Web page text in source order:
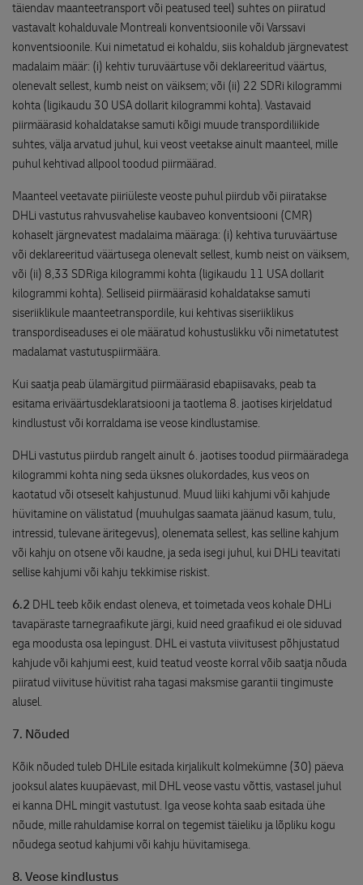
täiendav maanteetransport või peatused teel) suhtes on piiratud
vastavalt kohalduvale Montreali konventsioonile või Varssavi
konventsioonile. Kui nimetatud ei kohaldu, siis kohaldub järgnevatest
madalaim määr: (i) kehtiv turuväärtuse või deklareeritud väärtus,
olenevalt sellest, kumb neist on väiksem; või (ii) 22 SDRi kilogrammi
kohta (ligikaudu 30 USA dollarit kilogrammi kohta). Vastavaid
piirmäärasid kohaldatakse samuti kõigi muude transpordiliikide
suhtes, välja arvatud juhul, kui veost veetakse ainult maanteel, mille
puhul kehtivad allpool toodud piirmäärad.
Maanteel veetavate piiriüleste veoste puhul piirdub või piiratakse
DHLi vastutus rahvusvahelise kaubaveo konventsiooni (CMR)
kohaselt järgnevatest madalaima määraga: (i) kehtiva turuväärtuse
või deklareeritud väärtusega olenevalt sellest, kumb neist on väiksem,
või (ii) 8,33 SDRiga kilogrammi kohta (ligikaudu 11 USA dollarit
kilogrammi kohta). Selliseid piirmäärasid kohaldatakse samuti
siseriiklikule maanteetranspordile, kui kehtivas siseriiklikus
transpordiseaduses ei ole määratud kohustuslikku või nimetatutest
madalamat vastutuspiirmäära.
Kui saatja peab ülamärgitud piirmäärasid ebapiisavaks, peab ta
esitama eriväärtusdeklaratsiooni ja taotlema 8. jaotises kirjeldatud
kindlustust või korraldama ise veose kindlustamise.
DHLi vastutus piirdub rangelt ainult 6. jaotises toodud piirmääradega
kilogrammi kohta ning seda üksnes olukordades, kus veos on
kaotatud või otseselt kahjustunud. Muud liiki kahjumi või kahjude
hüvitamine on välistatud (muuhulgas saamata jäänud kasum, tulu,
intressid, tulevane äritegevus), olenemata sellest, kas selline kahjum
või kahju on otsene või kaudne, ja seda isegi juhul, kui DHLi teavitati
sellise kahjumi või kahju tekkimise riskist.
6.2 DHL teeb kõik endast oleneva, et toimetada veos kohale DHLi
tavapäraste tarnegraafikute järgi, kuid need graafikud ei ole siduvad
ega moodusta osa lepingust. DHL ei vastuta viivitusest põhjustatud
kahjude või kahjumi eest, kuid teatud veoste korral võib saatja nõuda
piiratud viivituse hüvitist raha tagasi maksmise garantii tingimuste
alusel.
7. Nõuded
Kõik nõuded tuleb DHLile esitada kirjalikult kolmekümne (30) päeva
jooksul alates kuupäevast, mil DHL veose vastu võttis, vastasel juhul
ei kanna DHL mingit vastutust. Iga veose kohta saab esitada ühe
nõude, mille rahuldamise korral on tegemist täieliku ja lõpliku kogu
nõudega seotud kahjumi või kahju hüvitamisega.
8. Veose kindlustus